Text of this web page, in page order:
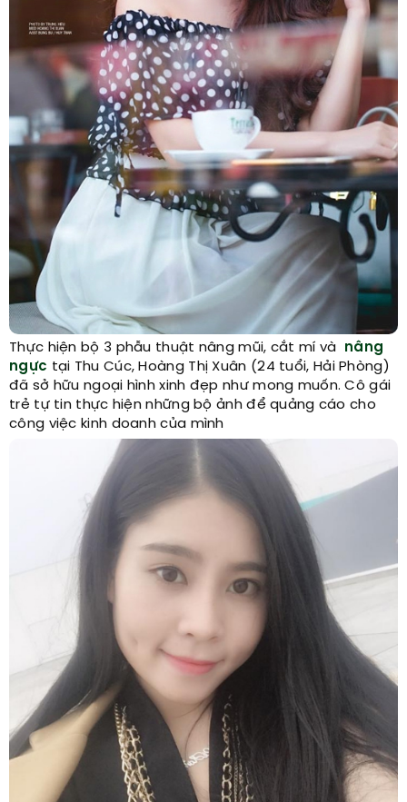
Thực hiện bộ 3 phẫu thuật nâng mũi, cắt mí và nâng
ngực tại Thu Cúc, Hoàng Thị Xuân (24 tuổi, Hải Phòng)
đã sở hữu ngoại hình xinh đẹp như mong muốn. Cô gái
trẻ tự tin thực hiện những bộ ảnh để quảng cáo cho
công việc kinh doanh của mình